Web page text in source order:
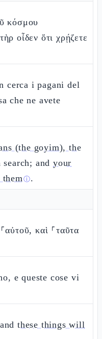
κόσμου
οἶδεν ὅτι χρῄζετε
cerca i pagani del
che ne avete
(the goyim), the
search; andyour
themⓘ.
καὶ ⸀ταῦτα
e queste cose vi
these things will